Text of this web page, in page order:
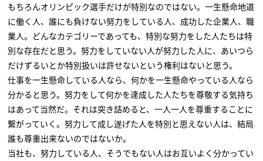
もちろんオリンピック選手だけが特別なのではない。一生懸命地道
に働く人、誰にも負けない努力をしている人、成功した企業人、職
業人。どんなカテゴリーであっても、特別な努力をした人たちは特
別な存在だと思う。努力をしていない人が努力した人に、あいつら
だけずるいとか特別扱いは許せないという権利はないと思う。
仕事を一生懸命している人なら、何かを一生懸命やっている人なら
分かると思う。努力をして何かを達成した人たちを尊敬する気持ち
はあって当然だ。それは突き詰めると、一人一人を尊重することに
繋がっていく。努力して成し遂げた人を特別と思えない人は、結局
誰も尊重出来ないのではないか。
当社も、努力している人、そうでもない人はお互いよく分かってい